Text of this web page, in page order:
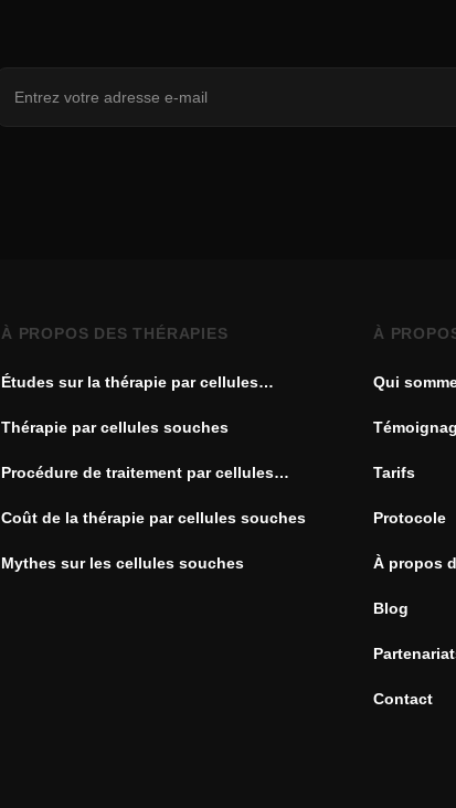
À PROPOS DES THÉRAPIES
Études sur la thérapie par cellules
Thérapie par cellules souches
Procédure de traitement par cellules
Coût de la thérapie par cellules souches
Mythes sur les cellules souches
À
Qui
Tarifs
Protocole
À propos
Blog
Contact